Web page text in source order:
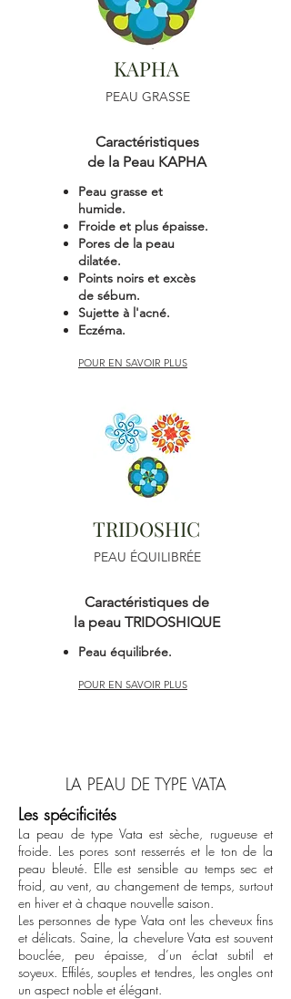
KAPHA
PEAU GRASSE
Caractéristiques
de la Peau KAPHA
Peau grasse et
humide.
Froide et plus épaisse.
Pores de la peau
dilatée.
Points noirs et excès
de sébum.
Sujette à l'acné.
Eczéma.
POUR EN SAVOIR PLUS
TRIDOSHIC
PEAU ÉQUILIBRÉE
Caractéristiques de
la peau TRIDOSHIQUE
Peau équilibrée.
POUR EN SAVOIR PLUS
LA PEAU DE TYPE VATA
Les spécificités
La peau de type Vata est sèche, rugueuse et
froide. Les pores sont resserrés et le ton de la
peau bleuté. Elle est sensible au temps sec et
froid, au vent, au changement de temps, surtout
en hiver et à chaque nouvelle saison.
Les personnes de type Vata ont les cheveux fins
et délicats. Saine, la chevelure Vata est souvent
bouclée, peu épaisse, d’un éclat subtil et
soyeux. Effilés, souples et tendres, les ongles ont
un aspect noble et élégant.